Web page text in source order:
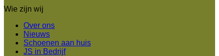
Wie zijn wij
Over ons
Nieuws
Schoenen aan huis
JS in Bedrijf